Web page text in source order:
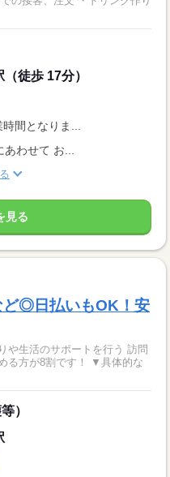
徒歩 17分）
間となりま...
わせて お...
見る
ど◎日払いもOK！安
や生活のサポートを行う 訪問
）